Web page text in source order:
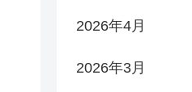
2026年4月
2026年3月